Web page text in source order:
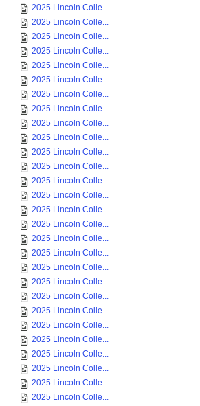
2025 Lincoln Colle...
2025 Lincoln Colle...
2025 Lincoln Colle...
2025 Lincoln Colle...
2025 Lincoln Colle...
2025 Lincoln Colle...
2025 Lincoln Colle...
2025 Lincoln Colle...
2025 Lincoln Colle...
2025 Lincoln Colle...
2025 Lincoln Colle...
2025 Lincoln Colle...
2025 Lincoln Colle...
2025 Lincoln Colle...
2025 Lincoln Colle...
2025 Lincoln Colle...
2025 Lincoln Colle...
2025 Lincoln Colle...
2025 Lincoln Colle...
2025 Lincoln Colle...
2025 Lincoln Colle...
2025 Lincoln Colle...
2025 Lincoln Colle...
2025 Lincoln Colle...
2025 Lincoln Colle...
2025 Lincoln Colle...
2025 Lincoln Colle...
2025 Lincoln Colle...